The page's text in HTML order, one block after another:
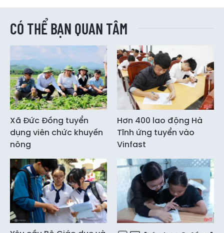
CÓ THỂ BẠN QUAN TÂM
Xã Đức Đồng tuyển
dụng viên chức khuyến
nông
Hơn 400 lao động Hà
Tĩnh ứng tuyển vào
Vinfast